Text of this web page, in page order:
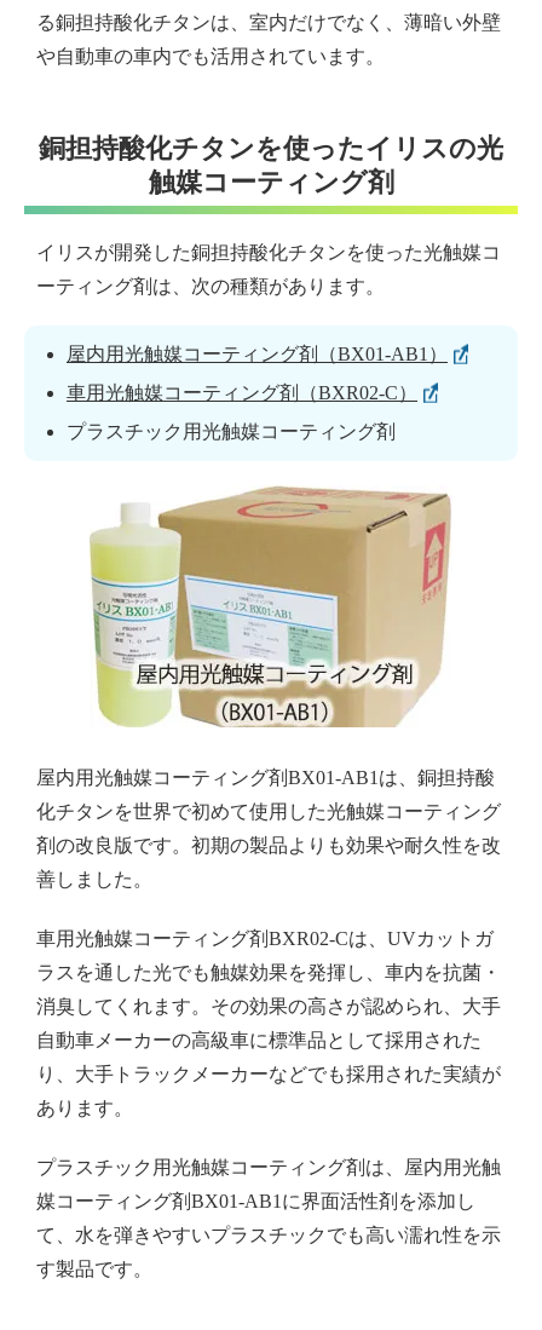
る銅担持酸化チタンは、室内だけでなく、薄暗い外壁
や自動車の車内でも活用されています。
銅担持酸化チタンを使ったイリスの光
触媒コーティング剤
イリスが開発した銅担持酸化チタンを使った光触媒コ
ーティング剤は、次の種類があります。
屋内用光触媒コーティング剤（BX01-AB1）
車用光触媒コーティング剤（BXR02-C）
プラスチック用光触媒コーティング剤
屋内用光触媒コーティング剤BX01-AB1は、銅担持酸
化チタンを世界で初めて使用した光触媒コーティング
剤の改良版です。初期の製品よりも効果や耐久性を改
善しました。
車用光触媒コーティング剤BXR02-Cは、UVカットガ
ラスを通した光でも触媒効果を発揮し、車内を抗菌・
消臭してくれます。その効果の高さが認められ、大手
自動車メーカーの高級車に標準品として採用された
り、大手トラックメーカーなどでも採用された実績が
あります。
プラスチック用光触媒コーティング剤は、屋内用光触
媒コーティング剤BX01-AB1に界面活性剤を添加し
て、水を弾きやすいプラスチックでも高い濡れ性を示
す製品です。